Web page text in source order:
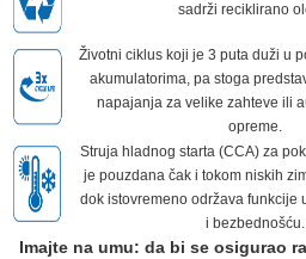
sadrži reciklirano
Životni ciklus koji je 3 puta duži u
akumulatorima, pa stoga
napajanja za velike zahteve ili
opreme.
Struja hladnog starta (CCA) za
je pouzdana čak i tokom niskih
dok istovremeno održava funkcije
i bezbednošću.
Imajte na umu: da bi se osigurao